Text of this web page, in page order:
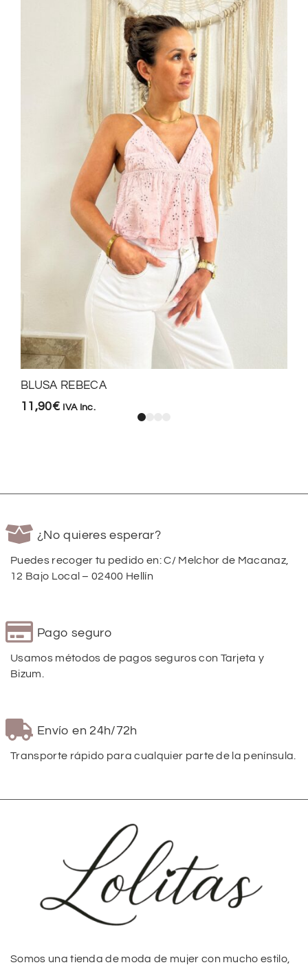
BLUSA REBECA
11,90€ IVA Inc.
¿No quieres esperar?
Puedes recoger tu pedido en: C/ Melchor de Macanaz,
12 Bajo Local – 02400 Hellín
Pago seguro
Usamos métodos de pagos seguros con Tarjeta y
Bizum.
Envío en 24h/72h
Transporte rápido para cualquier parte de la península.
Somos una tienda de moda de mujer con mucho estilo,